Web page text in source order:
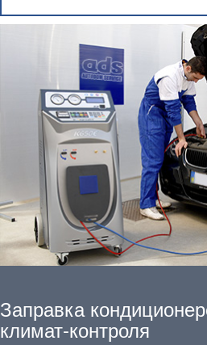
Заправка
климат-контроля